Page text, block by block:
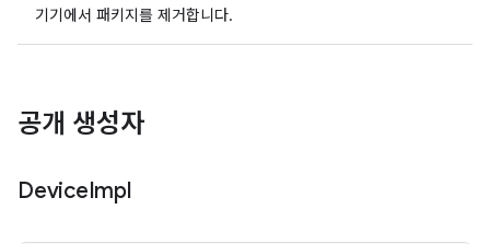
기기에서 패키지를 제거합니다.
공개 생성자
DeviceImpl